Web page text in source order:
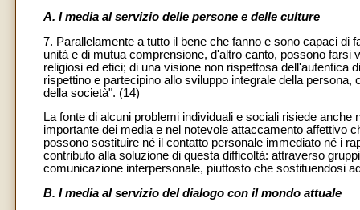
A. I media al servizio delle persone e delle culture
7. Parallelamente a tutto il bene che fanno e sono capaci
unità e di mutua comprensione, d'altro canto, possono
religiosi ed etici; di una visione non rispettosa dell'autentica
rispettino e partecipino allo sviluppo integrale della
della società". (14)
La fonte di alcuni problemi individuali e sociali risiede
importante dei media e nel notevole attaccamento affettivo
possono sostituire né il contatto personale immediato né i
contributo alla soluzione di questa difficoltà: attraverso
comunicazione interpersonale, piuttosto che sostituendosi
B. I media al servizio del dialogo con il mondo attuale